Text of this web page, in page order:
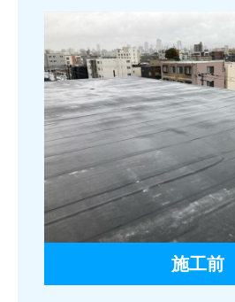
施工前